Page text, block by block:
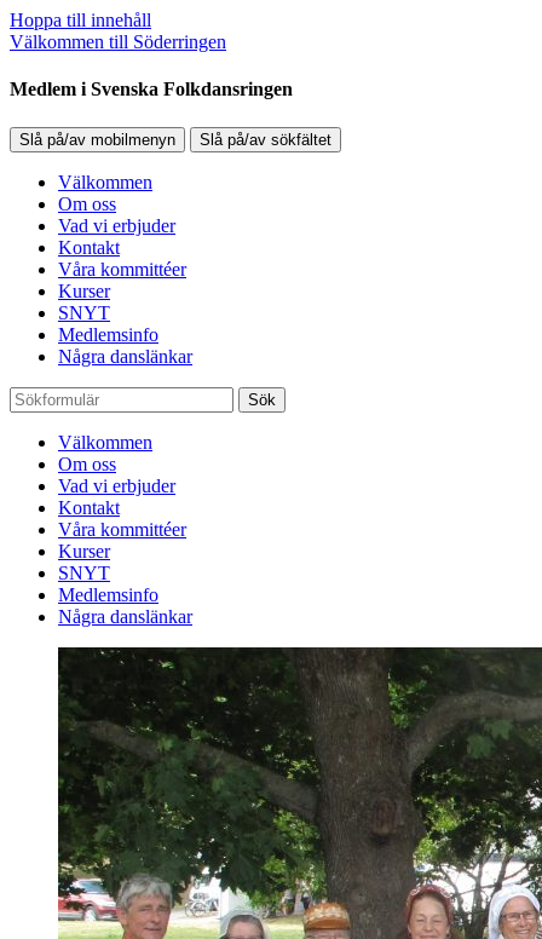
Hoppa till innehåll
Välkommen till Söderringen
Medlem i Svenska Folkdansringen
Slå på/av mobilmenyn Slå på/av sökfältet
Välkommen
Om oss
Vad vi erbjuder
Kontakt
Våra kommittéer
Kurser
SNYT
Medlemsinfo
Några danslänkar
Sök
Välkommen
Om oss
Vad vi erbjuder
Kontakt
Våra kommittéer
Kurser
SNYT
Medlemsinfo
Några danslänkar